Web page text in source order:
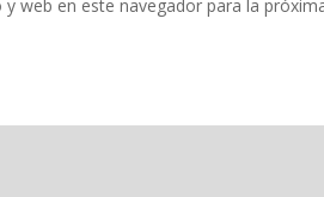
web en este navegador para la